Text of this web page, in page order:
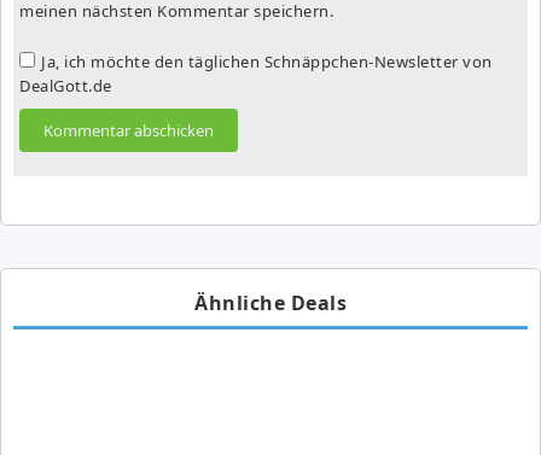
meinen nächsten Kommentar speichern.
Ja, ich möchte den täglichen Schnäppchen-Newsletter von
DealGott.de
Ähnliche Deals